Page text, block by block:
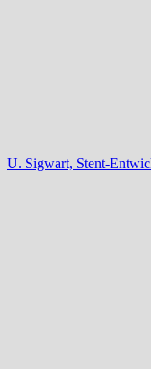
U. Sigwart, Stent-